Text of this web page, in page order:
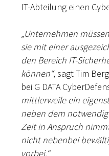
IT-Abteilung einen
„Unternehmen
sie mit einer
den Bereich IT-
können“, sagt Tim
bei G DATA
mittlerweile ein
neben dem
Zeit in Anspruch
nicht nebenbei
vorbei.“